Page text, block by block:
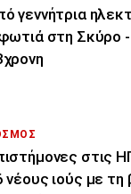
γεννήτρια
στη Σκύρο
στις
νέους ιούς με τη